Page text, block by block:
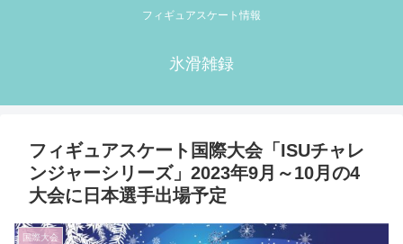
フィギュアスケート情報
氷滑雑録
フィギュアスケート国際大会「ISUチャレ
ンジャーシリーズ」2023年9月～10月の4
大会に日本選手出場予定
国際大会